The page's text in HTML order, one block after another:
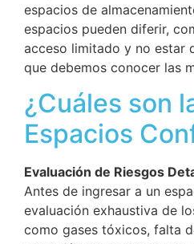
espacios de
espacios pueden diferir,
acceso limitado y no estar
que debemos conocer las
¿Cuáles son
Espacios
Evaluación de Riesgos
Antes de ingresar a un
evaluación exhaustiva de
como gases tóxicos, falta